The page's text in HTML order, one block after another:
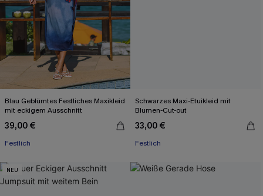
Blau Geblümtes Festliches Maxikleid
mit eckigem Ausschnitt
39,00 €
Festlich
Schwarzes Maxi-Etuikleid mit
Blumen-Cut-out
33,00 €
Festlich
NEU